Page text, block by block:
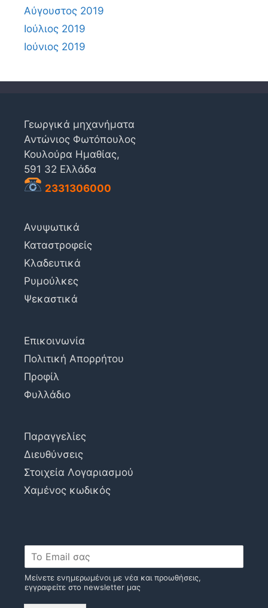
Αύγουστος 2019
Ιούλιος 2019
Ιούνιος 2019
Γεωργικά μηχανήματα
Αντώνιος Φωτόπουλος
Κουλούρα Ημαθίας,
591 32 Ελλάδα
2331306000
Ανυψωτικά
Καταστροφείς
Κλαδευτικά
Ρυμούλκες
Ψεκαστικά
Επικοινωνία
Πολιτική Απορρήτου
Προφίλ
Φυλλάδιο
Παραγγελίες
Διευθύνσεις
Στοιχεία Λογαριασμού
Χαμένος κωδικός
Μείνετε ενημερωμένοι με νέα και προωθήσεις,
εγγραφείτε στο newsletter μας